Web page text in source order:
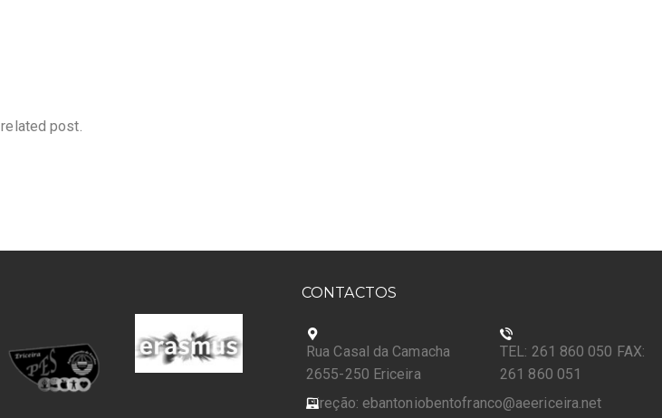
post.
CONTACTOS
Rua Casal da Camacha
2655-250 Ericeira
TEL: 261 860 050 FAX:
261 860 051
Direção: ebantoniobentofranco@aeericeira.net